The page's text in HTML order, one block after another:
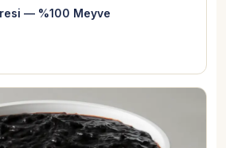
— %100 Meyve